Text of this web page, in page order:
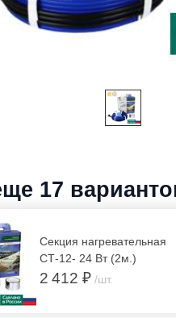
17
Секция нагревательная
СТ-12- 24 Вт (2м.)
2 412 ₽ /шт.